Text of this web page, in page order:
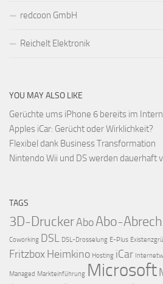
redcoon GmbH
Reichelt Elektronik
YOU MAY ALSO LIKE
Gerüchte ums iPhone 6 bereits im
Apples iCar: Gerücht oder Wirklichkeit?
Flexibel dank Business Transformation
Nintendo Wii und DS werden dauerhaft
TAGS
3D-DruckerAboAbo-
Coworking DSL DSL-Drosselung E-Plus
Fritzbox Heimkino Hosting iCar
Managed Markteinführung Microsoft